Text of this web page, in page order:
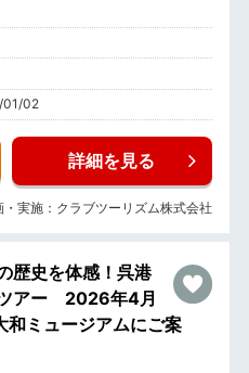
01/02
詳細を見る
・実施：クラブツーリズム株式会社
歴史を体感！呉港
アー 2026年4月
和ミュージアムにご案